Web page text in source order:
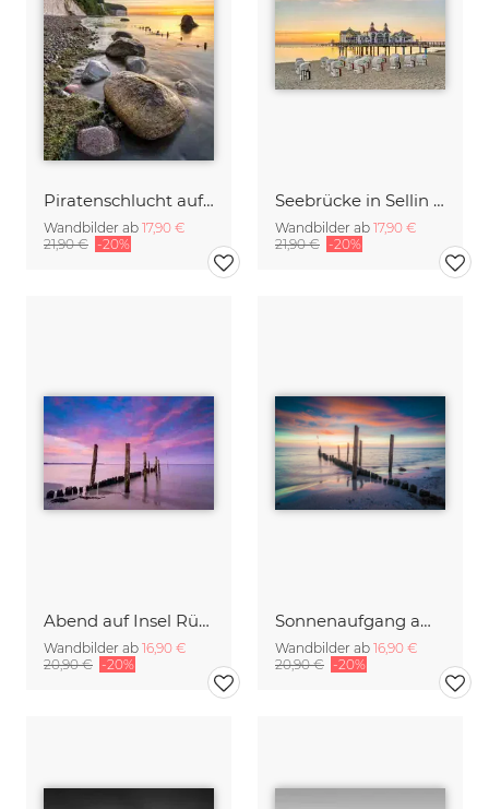
Piratenschlucht auf Rügen bei Sonnenaufgang
Wandbilder ab 17,90 €
21,90 € -20%
Seebrücke in Sellin auf Rügen bei Sonnenaufgang
Wandbilder ab 17,90 €
21,90 € -20%
Abend auf Insel Rügen
Wandbilder ab 16,90 €
20,90 € -20%
Sonnenaufgang am Strand
Wandbilder ab 16,90 €
20,90 € -20%